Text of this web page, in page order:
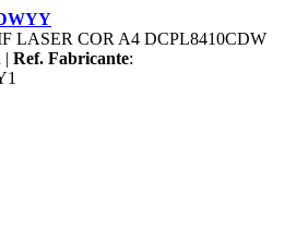
LASER COR A4 DCPL8410CDW
| Ref. Fabricante: